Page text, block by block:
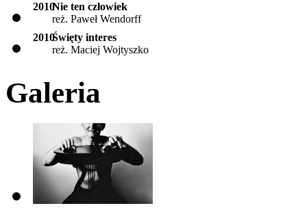
2010Nie ten człowiek
reż. Paweł Wendorff
2010Święty interes
reż. Maciej Wojtyszko
Galeria